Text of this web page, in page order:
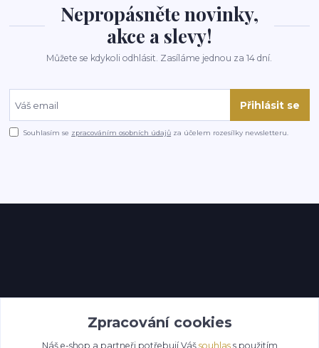
Nepropásněte novinky,
akce a slevy!
Můžete se kdykoli odhlásit. Zasíláme jednou za 14 dní.
Přihlásit se
Souhlasím se zpracováním osobních údajů za účelem rozesílky newsletteru.
Zpracování cookies
Náš e-shop a partneři potřebují Váš souhlass použitím